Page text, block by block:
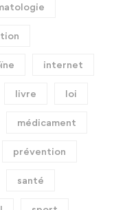
internet
livre loi
médicament
prévention
santé